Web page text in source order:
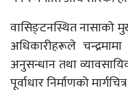
वासिङ्टनस्थित नासाको
अधिकारीहरूले
अनुसन्धान तथा
पूर्वाधार निर्माणको